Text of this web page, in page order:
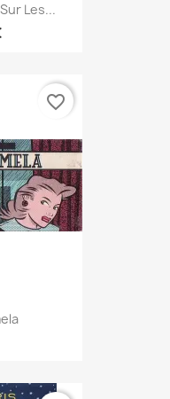
Les...
favorite_border